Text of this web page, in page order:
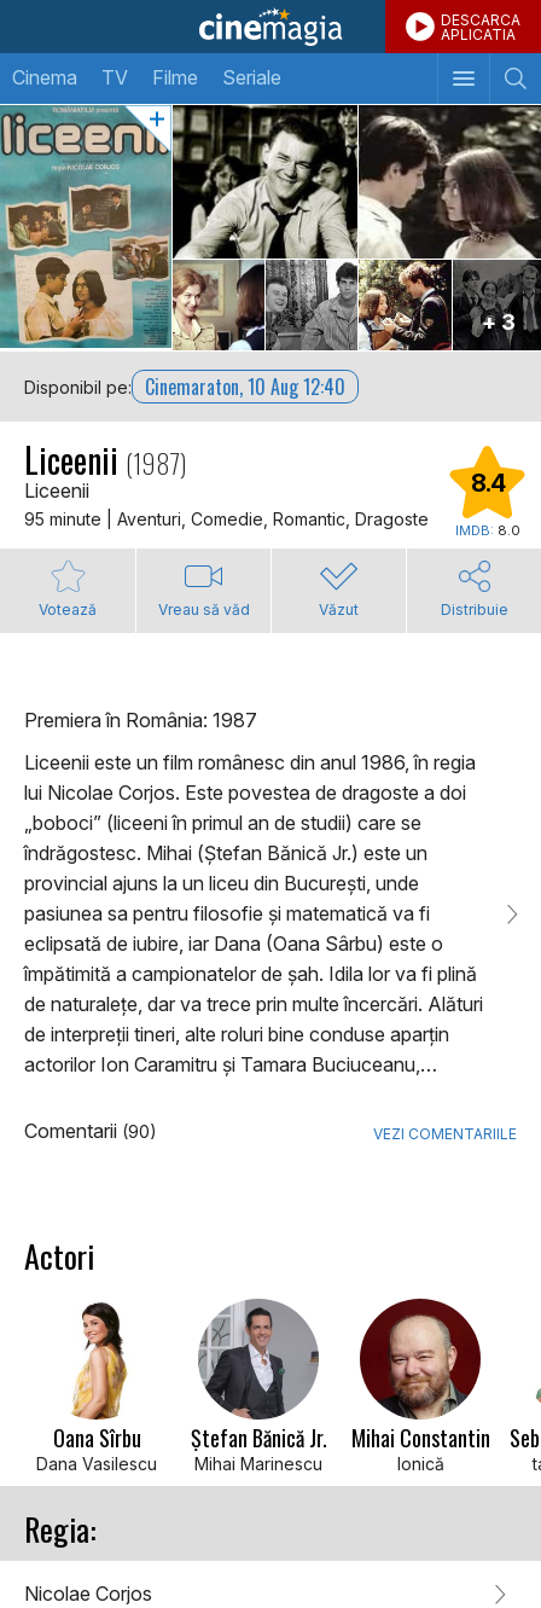
DESCARCA
APLICATIA
Cinema TV Filme Seriale
+ 3
Disponibil pe: Cinemaraton, 10 Aug 12:40
Liceenii (1987)
Liceenii
95 minute | Aventuri, Comedie, Romantic, Dragoste
8.4
IMDB: 8.0
Votează Vreau să văd Văzut Distribuie
Premiera în România: 1987
Liceenii este un film românesc din anul 1986, în regia
lui Nicolae Corjos. Este povestea de dragoste a doi
„boboci” (liceeni în primul an de studii) care se
îndrăgostesc. Mihai (Ștefan Bănică Jr.) este un
provincial ajuns la un liceu din București, unde
pasiunea sa pentru filosofie și matematică va fi
eclipsată de iubire, iar Dana (Oana Sârbu) este o
împătimită a campionatelor de șah. Idila lor va fi plină
de naturalețe, dar va trece prin multe încercări. Alături
de interpreții tineri, alte roluri bine conduse aparțin
actorilor Ion Caramitru și Tamara Buciuceanu,…
Comentarii (90) VEZI COMENTARIILE
Actori
Oana Sîrbu
Dana Vasilescu
Ștefan Bănică Jr.
Mihai Marinescu
Mihai Constantin
Ionică
Regia:
Nicolae Corjos